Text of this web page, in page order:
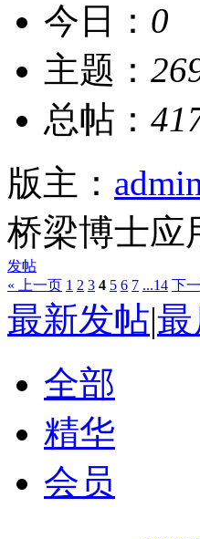
今日： 0
主题：
总帖：
版主：
桥梁博士应
发帖
« 上一页 1 2 3 4 5 6 7 ...14 下
最新发帖|最
全部
精华
会员